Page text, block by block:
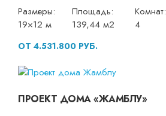
Размеры:
19×12 м
Площадь:
139,44 м2
Комнат:
4
ОТ 4.531.800 РУБ.
ПРОЕКТ ДОМА «ЖАМБЛУ»